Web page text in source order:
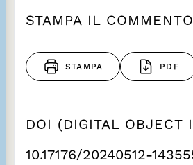
STAMPA IL COMMENTO
STAMPA PDF
DOI (DIGITAL OBJECT
10.17176/20240512-